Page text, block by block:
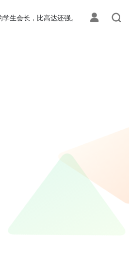
学生会长，比高达还强。